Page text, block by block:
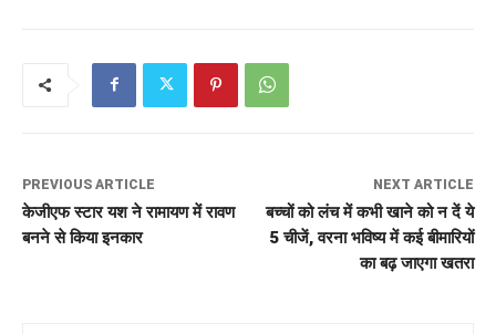
PREVIOUS ARTICLE
केजीएफ स्टार यश ने रामायण में रावण
बनने से किया इनकार
NEXT ARTICLE
बच्चों को लंच में कभी खाने को न दें ये
5 चीजें, वरना भविष्य में कई बीमारियों
का बढ़ जाएगा खतरा